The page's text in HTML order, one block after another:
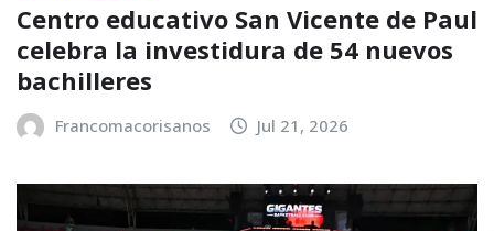
Centro educativo San Vicente de Paul
celebra la investidura de 54 nuevos
bachilleres
Francomacorisanos Jul 21, 2026